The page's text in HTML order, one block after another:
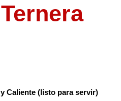
Caliente (listo para servir)